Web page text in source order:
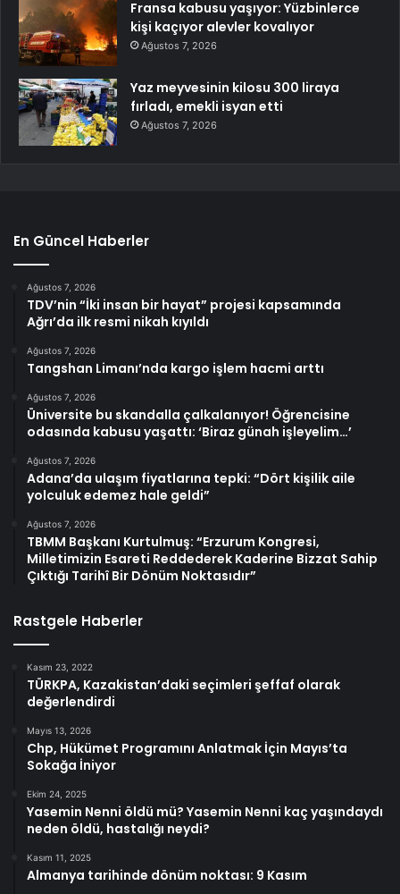
Fransa kabusu yaşıyor: Yüzbinlerce
kişi kaçıyor alevler kovalıyor
Ağustos 7, 2026
Yaz meyvesinin kilosu 300 liraya
fırladı, emekli isyan etti
Ağustos 7, 2026
En Güncel Haberler
Ağustos 7, 2026
TDV’nin “İki insan bir hayat” projesi kapsamında
Ağrı’da ilk resmi nikah kıyıldı
Ağustos 7, 2026
Tangshan Limanı’nda kargo işlem hacmi arttı
Ağustos 7, 2026
Üniversite bu skandalla çalkalanıyor! Öğrencisine
odasında kabusu yaşattı: ‘Biraz günah işleyelim…’
Ağustos 7, 2026
Adana’da ulaşım fiyatlarına tepki: “Dört kişilik aile
yolculuk edemez hale geldi”
Ağustos 7, 2026
TBMM Başkanı Kurtulmuş: “Erzurum Kongresi,
Milletimizin Esareti Reddederek Kaderine Bizzat Sahip
Çıktığı Tarihî Bir Dönüm Noktasıdır”
Rastgele Haberler
Kasım 23, 2022
TÜRKPA, Kazakistan’daki seçimleri şeffaf olarak
değerlendirdi
Mayıs 13, 2026
Chp, Hükümet Programını Anlatmak İçin Mayıs’ta
Sokağa İniyor
Ekim 24, 2025
Yasemin Nenni öldü mü? Yasemin Nenni kaç yaşındaydı
neden öldü, hastalığı neydi?
Kasım 11, 2025
Almanya tarihinde dönüm noktası: 9 Kasım